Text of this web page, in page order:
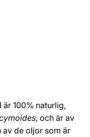
100% naturlig,
, och är av
av de oljor som är